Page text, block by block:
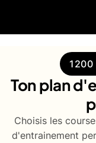
Ton plan
Choisis les
d'entrainement